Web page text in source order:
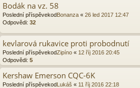
Bodák na vz. 58
Poslední příspěvekod Bonanza « 26 led 2017 12:47
Odpovědi: 32
kevlarová rukavice proti probodnutí
Poslední příspěvekodZipíno « 12 říj 2016 20:45
Odpovědi: 5
Kershaw Emerson CQC-6K
Poslední příspěvekodLukáš « 11 říj 2016 22:18